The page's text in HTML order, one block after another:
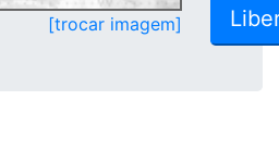
[trocar imagem]